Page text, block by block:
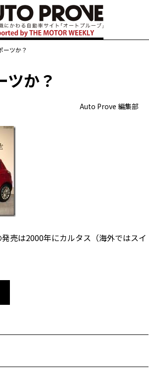
ツか？
か？
Auto Prove 編集部
売は2000年にカルタス（海外ではスイ